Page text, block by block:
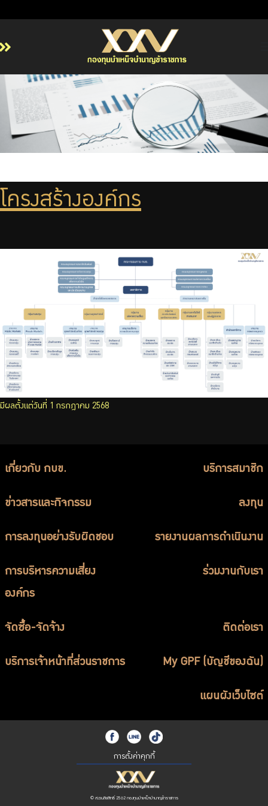
หน้าหลัก
เกี่ยวกับ กบข.
บริการสมาชิก
การบริหารความเสี่ยง
รายงานผลการดำเนินงาน
บริการเจ้าหน้าที่ส่วนราชการ
ติดต่อเรา
ไทย | Eng
โครงสร้างองค์กร
มีผลตั้งแต่วันที่ 1 กรกฎาคม 2568
เกี่ยวกับ กบข. บริการสมาชิก
ข่าวสารและกิจกรรม ลงทุน
การลงทุนอย่างรับผิดชอบ รายงานผลการดำเนินงาน
การบริหารความเสี่ยง
องค์กร
ร่วมงานกับเรา
จัดซื้อ-จัดจ้าง ติดต่อเรา
บริการเจ้าหน้าที่ส่วนราชการ My GPF (บัญชีของฉัน)
แผนผังเว็บไซต์
การตั้งค่าคุกกี้
© สงวนลิขสิทธิ์ 2562 กองทุนบำเหน็จบำนาญข้าราชการ